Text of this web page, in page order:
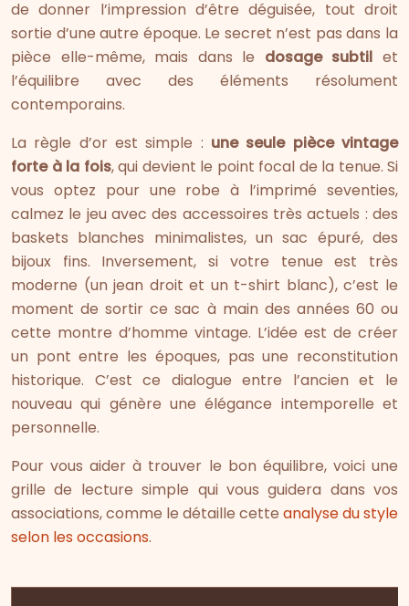
de donner l’impression d’être déguisée, tout droit
sortie d’une autre époque. Le secret n’est pas dans la
pièce elle-même, mais dans le dosage subtil et
l’équilibre avec des éléments résolument
contemporains.
La règle d’or est simple : une seule pièce vintage
forte à la fois, qui devient le point focal de la tenue. Si
vous optez pour une robe à l’imprimé seventies,
calmez le jeu avec des accessoires très actuels : des
baskets blanches minimalistes, un sac épuré, des
bijoux fins. Inversement, si votre tenue est très
moderne (un jean droit et un t-shirt blanc), c’est le
moment de sortir ce sac à main des années 60 ou
cette montre d’homme vintage. L’idée est de créer
un pont entre les époques, pas une reconstitution
historique. C’est ce dialogue entre l’ancien et le
nouveau qui génère une élégance intemporelle et
personnelle.
Pour vous aider à trouver le bon équilibre, voici une
grille de lecture simple qui vous guidera dans vos
associations, comme le détaille cette analyse du style
selon les occasions.